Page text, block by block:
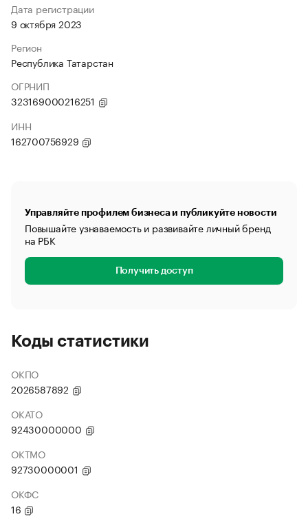
Дата регистрации
9 октября 2023
Регион
Республика Татарстан
ОГРНИП
323169000216251
ИНН
162700756929
Управляйте профилем бизнеса и публикуйте новости
Повышайте узнаваемость и развивайте личный бренд
на РБК
Получить доступ
Коды статистики
ОКПО
2026587892
ОКАТО
92430000000
ОКТМО
92730000001
ОКФС
16